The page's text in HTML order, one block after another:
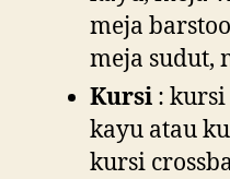
meja
meja sudut,
Kursi :
kayu atau
kursi